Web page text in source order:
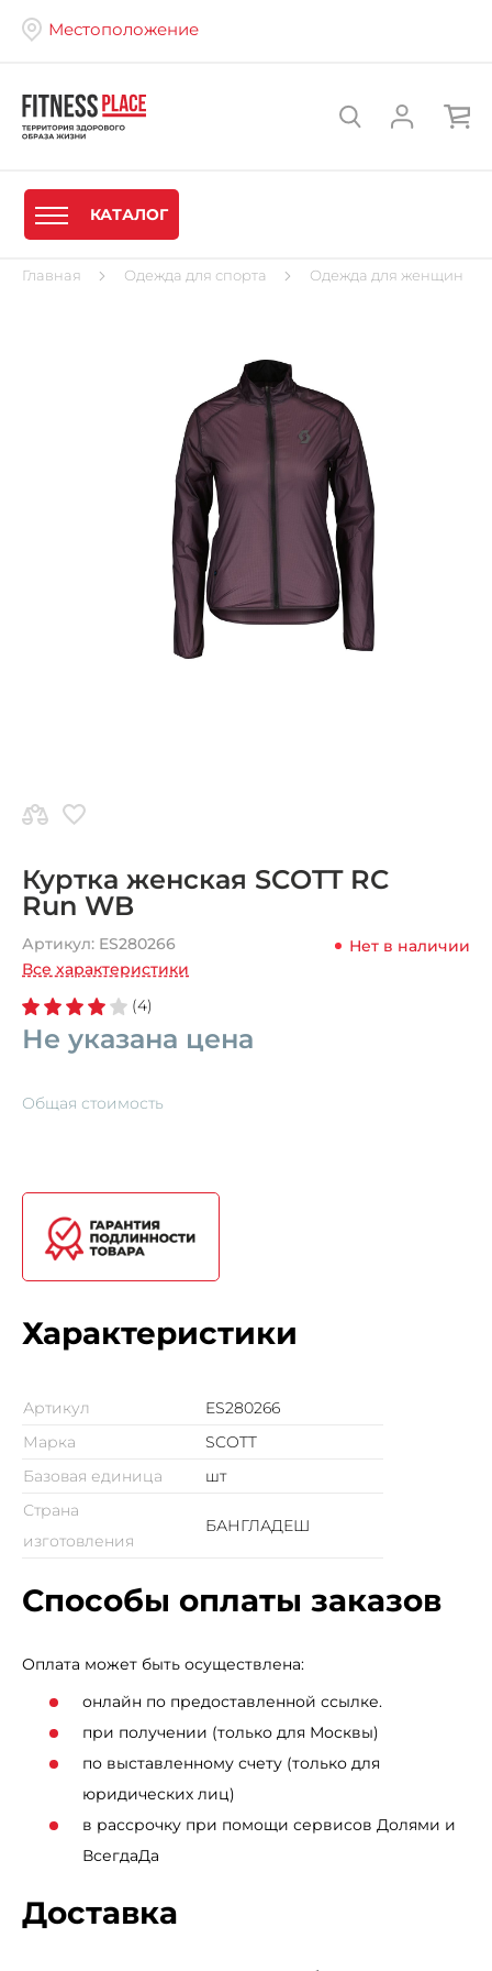
Местоположение
КАТАЛОГ
Главная Одежда для спорта Одежда для женщин
Куртка женская SCOTT RC
Run WB
Артикул: ES280266
Нет в наличии
Все характеристики
(4)
Не указана цена
Общая стоимость
Характеристики
Артикул
ES280266
Марка
SCOTT
Базовая единица
шт
Страна
изготовления
БАНГЛАДЕШ
Способы оплаты заказов
Оплата может быть осуществлена:
онлайн по предоставленной ссылке.
при получении (только для Москвы)
по выставленному счету (только для
юридических лиц)
в рассрочку при помощи сервисов Долями и
ВсегдаДа
Доставка